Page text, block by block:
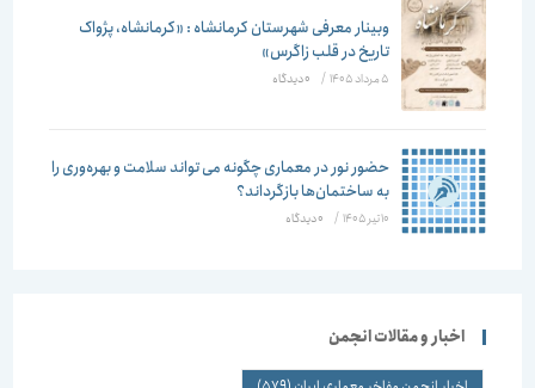
وبینار معرفی شهرستان کرمانشاه : «کرمانشاه، پژواک
تاریخ در قلب زاگرس»
5 مرداد 1405 / ۰ دیدگاه
حضور نور در معماری چگونه می تواند سلامت و بهره‌وری را
به ساختمان‌ها بازگرداند؟
10 تیر 1405 / ۰ دیدگاه
اخبار و مقالات انجمن